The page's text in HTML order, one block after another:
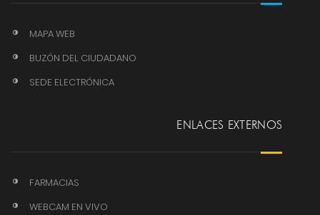
MAPA WEB
BUZÓN DEL CIUDADANO
SEDE ELECTRÓNICA
ENLACES EXTERNOS
FARMACIAS
WEBCAM EN VIVO